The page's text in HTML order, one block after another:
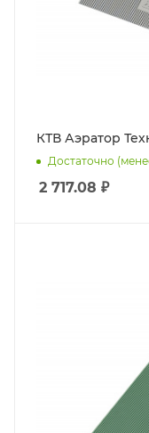
КТВ Аэратор
Достаточно
2 717.08 ₽